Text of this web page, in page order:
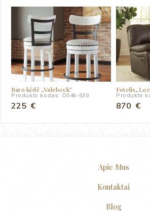
Baro kėdė „Valebeck”
Produkto kodas: D546-530
225 €
Produkto
870 €
Apie Mus
Kontaktai
Blog